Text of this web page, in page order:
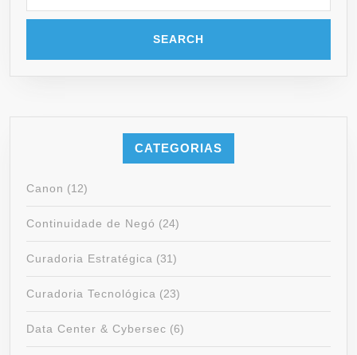
CATEGORIAS
Canon (12)
Continuidade de Negó (24)
Curadoria Estratégica (31)
Curadoria Tecnológica (23)
Data Center & Cybersec (6)